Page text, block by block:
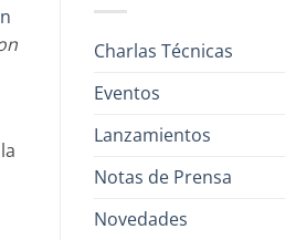
Charlas Técnicas
Eventos
Lanzamientos
Notas de Prensa
Novedades